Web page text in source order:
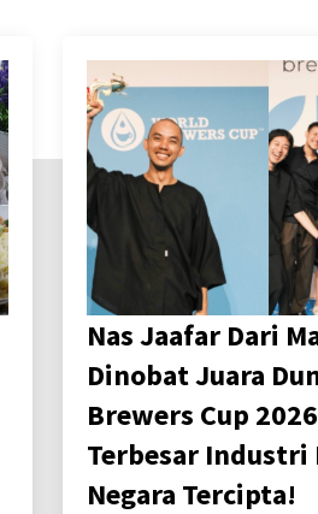
Nas Jaafar Dari
Dinobat Juara
Brewers Cup
Terbesar Industri
Negara Tercipta!